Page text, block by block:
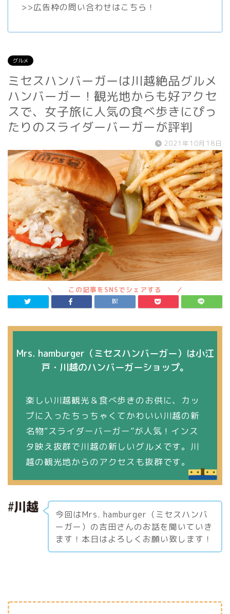
>>広告枠の問い合わせはこちら！
グルメ
ミセスハンバーガーは川越絶品グルメ
ハンバーガー！観光地からも好アクセ
スで、女子旅に人気の食べ歩きにぴっ
たりのスライダーバーガーが評判
2021年10月18日
Mrs. hamburger（ミセスハンバーガー）は小江
戸・川越のハンバーガーショップ。
楽しい川越観光＆食べ歩きのお供に、カッ
プに入ったちっちゃくてかわいい川越の新
名物“スライダーバーガー”が人気！インス
タ映え抜群で川越の新しいグルメです。川
越の観光地からのアクセスも抜群です。
今回はMrs. hamburger（ミセスハンバ
ーガー）の吉田さんのお話を聞いていき
ます！本日はよろしくお願い致します！